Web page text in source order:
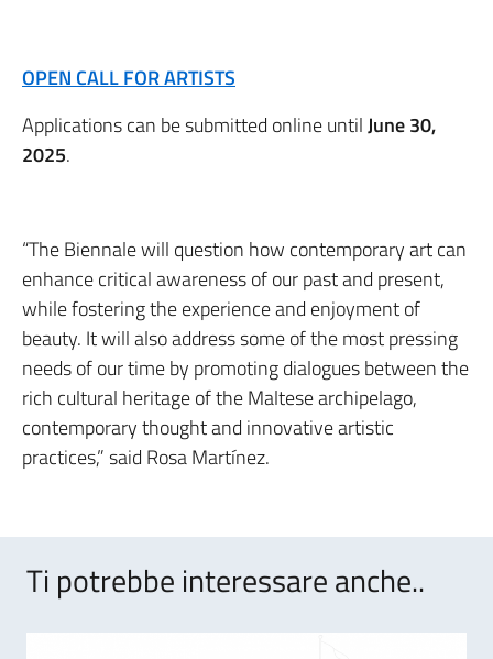
OPEN CALL FOR ARTISTS
Applications can be submitted online untilJune 30,
2025.
“The Biennale will question how contemporary art can
enhance critical awareness of our past and present,
while fostering the experience and enjoyment of
beauty. It will also address some of the most pressing
needs of our time by promoting dialogues between the
rich cultural heritage of the Maltese archipelago,
contemporary thought and innovative artistic
practices,” said Rosa Martínez.
Ti potrebbe interessare anche..